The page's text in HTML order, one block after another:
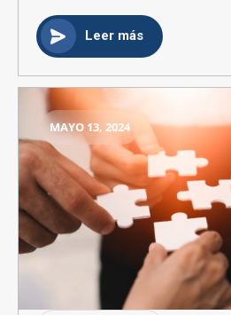
Leer más
MAYO 13, 2024